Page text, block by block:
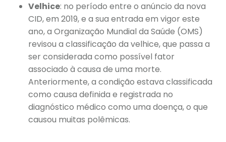
Velhice: no período entre o anúncio da nova
CID, em 2019, e a sua entrada em vigor este
ano, a Organização Mundial da Saúde (OMS)
revisou a classificação da velhice, que passa a
ser considerada como possível fator
associado à causa de uma morte.
Anteriormente, a condição estava classificada
como causa definida e registrada no
diagnóstico médico como uma doença, o que
causou muitas polêmicas.